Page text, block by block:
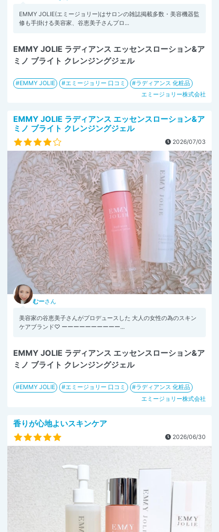
EMMY JOLIE(エミージョリー)はサロンの雑誌掲載多数・美容機器監
修も手掛ける美容家、谷恵美子さんプロ...
EMMY JOLIE ラディアンス エッセンスローション&ア
ミノ ブライト クレンジングジェル
EMMY JOLIE エミージョリー 口コミ
ラディアンス 化粧品
エミージョリー株式会社
EMMY JOLIE ラディアンス エッセンスローション&ア
ミノ ブライト クレンジングジェル
2026/07/03
むーさん
美容家の谷恵美子さんがプロデュースした 大人の女性の為のスキン
ケアブランド♡ ーーーーーーーーーー...
EMMY JOLIE ラディアンス エッセンスローション&ア
ミノ ブライト クレンジングジェル
EMMY JOLIE エミージョリー 口コミ
ラディアンス 化粧品
エミージョリー株式会社
香りが心地よいスキンケア
2026/06/30